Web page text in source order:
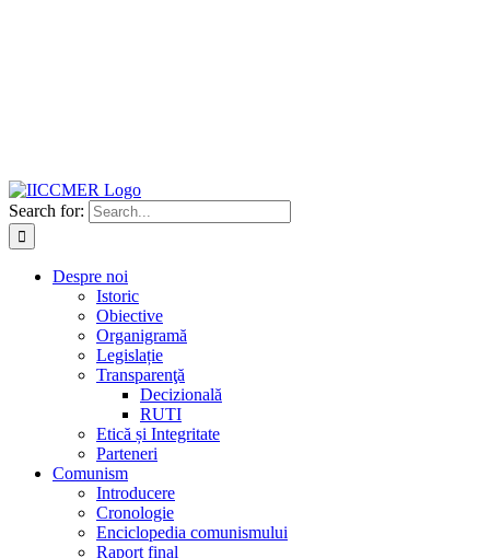
Search for:
Despre noi
Istoric
Obiective
Organigramă
Legislație
Transparenţă
Decizională
RUTI
Etică și Integritate
Parteneri
Comunism
Introducere
Cronologie
Enciclopedia comunismului
Raport final